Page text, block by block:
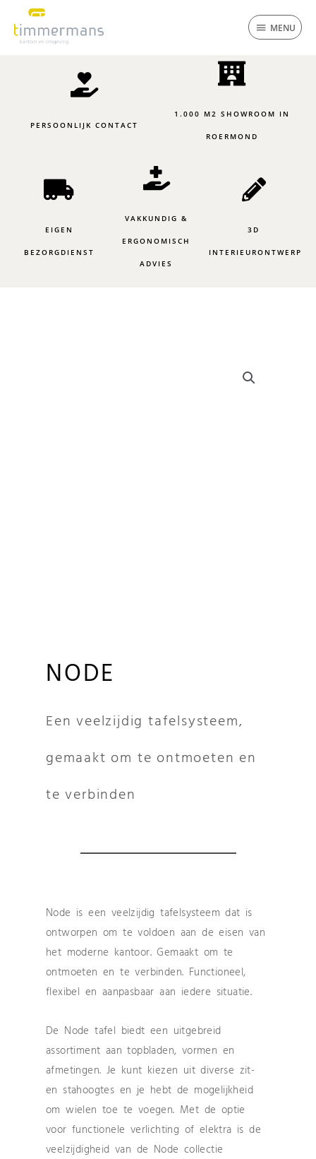
inhoud
MENU
PERSOONLIJK CONTACT
1.000 M2 SHOWROOM IN
ROERMOND
EIGEN
BEZORGDIENST
VAKKUNDIG &
ERGONOMISCH
ADVIES
3D
INTERIEURONTWERP
NODE
Een veelzijdig tafelsysteem,
gemaakt om te ontmoeten en
te verbinden
Node is een veelzijdig tafelsysteem dat is
ontworpen om te voldoen aan de eisen van
het moderne kantoor. Gemaakt om te
ontmoeten en te verbinden. Functioneel,
flexibel en aanpasbaar aan iedere situatie.
De Node tafel biedt een uitgebreid
assortiment aan topbladen, vormen en
afmetingen. Je kunt kiezen uit diverse zit-
en stahoogtes en je hebt de mogelijkheid
om wielen toe te voegen. Met de optie
voor functionele verlichting of elektra is de
veelzijdigheid van de Node collectie